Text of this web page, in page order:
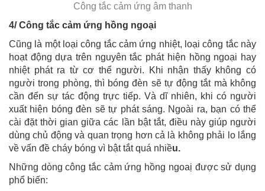
Công tắc cảm ứng âm thanh
4/ Công tắc cảm ứng hồng ngoại
Cũng là một loại công tắc cảm ứng nhiệt, loại công tắc này
hoạt động dựa trên nguyên tắc phát hiện hồng ngoại hay
nhiệt phát ra từ cơ thể người. Khi nhận thấy không có
người trong phòng, thì bóng đèn sẽ tự động tắt mà không
cần đến sự tác động trực tiếp. Và dĩ nhiên, khi có người
xuất hiện bóng đèn sẽ tự phát sáng. Ngoài ra, bạn có thể
cài đặt thời gian giữa các lần bật tắt, điều này giúp người
dùng chủ động và quan trọng hơn cả là không phải lo lắng
về vấn đề cháy bóng vì bật tắt quá nhiều.
Những dòng công tắc cảm ứng hồng ngoaị được sử dụng
phổ biến: